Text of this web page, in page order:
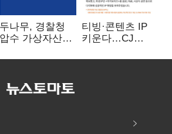
두나무, 경찰청
압수 가상자산
커스터디 사업
티빙·콘텐츠 IP
키운다…CJ
글로벌 확장 가속